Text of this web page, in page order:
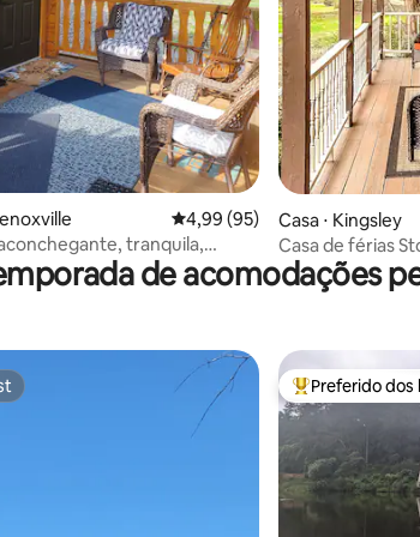
4,99 de uma avaliação média
4,99 (95)
tranquila,
e banheira de
privativa
Casa ⋅ Kingsley
Casa de férias
campo
de acomodações
Entre os
Preferido dos